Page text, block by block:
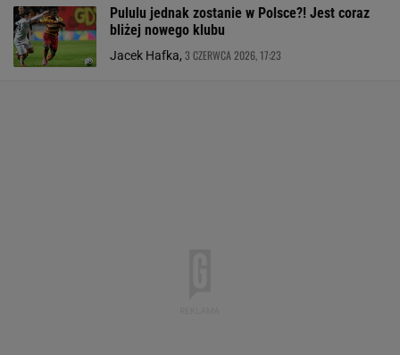
Pululu jednak zostanie w Polsce?! Jest coraz
bliżej nowego klubu
Jacek Hafka, 3 CZERWCA 2026, 17:23